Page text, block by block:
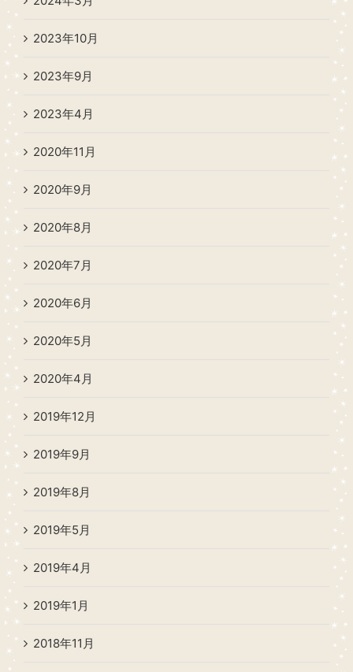
2023年10月
2023年9月
2023年4月
2020年11月
2020年9月
2020年8月
2020年7月
2020年6月
2020年5月
2020年4月
2019年12月
2019年9月
2019年8月
2019年5月
2019年4月
2019年1月
2018年11月